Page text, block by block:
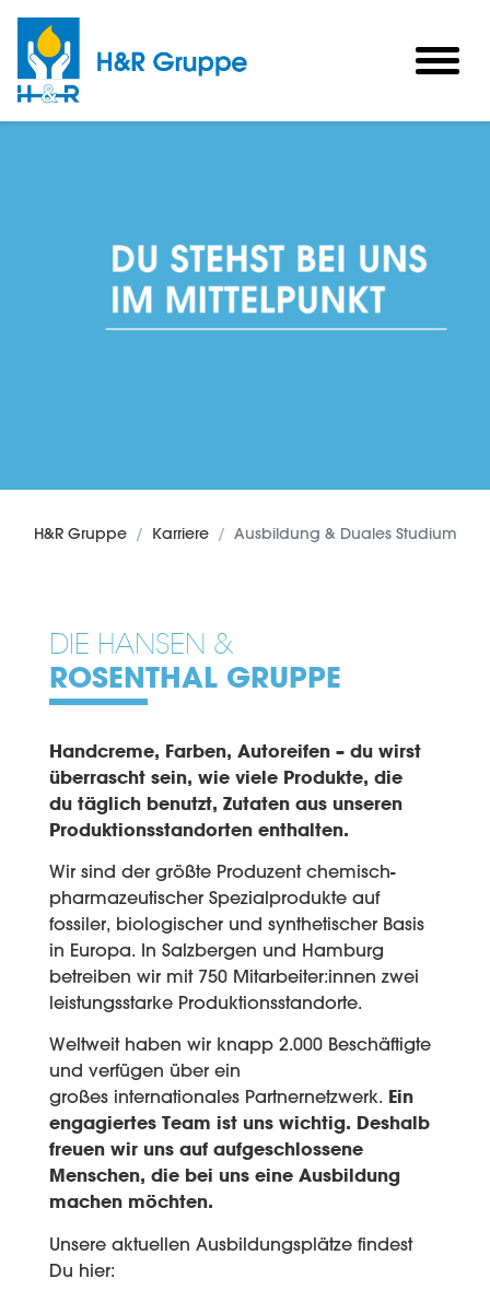
Skip to main content
H&R Gruppe Karriere Ausbildung & Duales Studium
DIE HANSEN &
ROSENTHAL GRUPPE
Handcreme, Farben, Autoreifen – du wirst
überrascht sein, wie viele Produkte, die
du täglich benutzt, Zutaten aus unseren
Produktionsstandorten enthalten.
Wir sind der größte Produzent chemisch-
pharmazeutischer Spezialprodukte auf
fossiler, biologischer und synthetischer Basis
in Europa. In Salzbergen und Hamburg
betreiben wir mit 750 Mitarbeiter:innen zwei
leistungsstarke Produktionsstandorte.
Weltweit haben wir knapp 2.000 Beschäftigte
und verfügen über ein
großes internationales Partnernetzwerk. Ein
engagiertes Team ist uns wichtig. Deshalb
freuen wir uns auf aufgeschlossene
Menschen, die bei uns eine Ausbildung
machen möchten.
Unsere aktuellen Ausbildungsplätze findest
Du hier: